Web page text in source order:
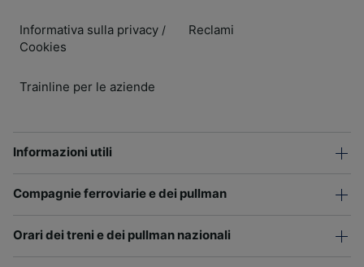
Informativa sulla privacy /
Cookies
Trainline per le aziende
Reclami
Informazioni utili
Compagnie ferroviarie e dei pullman
Orari dei treni e dei pullman nazionali